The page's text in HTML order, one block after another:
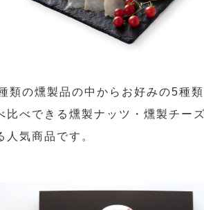
類の燻製品の中からお好みの5種
比べできる燻製ナッツ・燻製チー
人気商品です。